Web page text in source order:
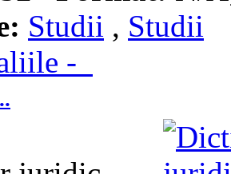
Studii , Studii
-